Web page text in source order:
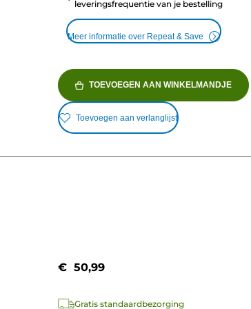
leveringsfrequentie van je bestelling
Meer informatie over Repeat & Save
TOEVOEGEN AAN WINKELMANDJE
Toevoegen aan verlanglijst
€ 50,99
Gratis standaardbezorging